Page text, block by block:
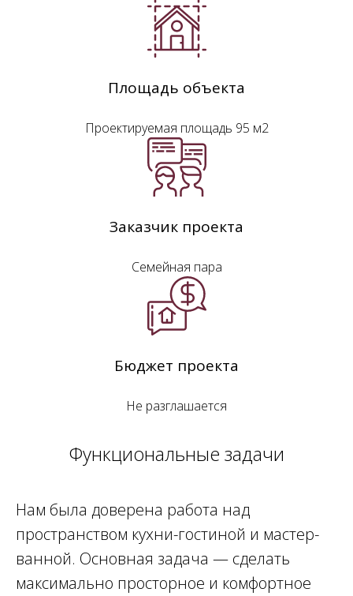
Площадь объекта
Проектируемая площадь 95 м2
Заказчик проекта
Семейная пара
Бюджет проекта
Не разглашается
Функциональные задачи
Нам была доверена работа над
пространством кухни-гостиной и мастер-
ванной. Основная задача — сделать
максимально просторное и комфортное